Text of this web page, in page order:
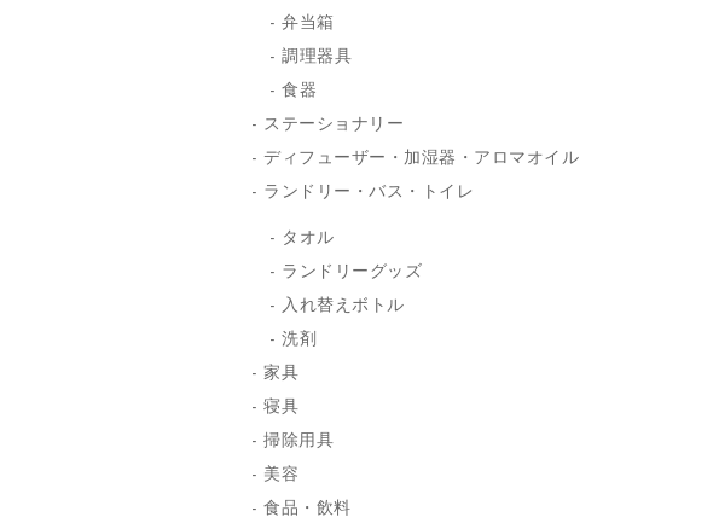
弁当箱
調理器具
食器
ステーショナリー
ディフューザー・加湿器・アロマオイル
ランドリー・バス・トイレ
タオル
ランドリーグッズ
入れ替えボトル
洗剤
家具
寝具
掃除用具
美容
食品・飲料